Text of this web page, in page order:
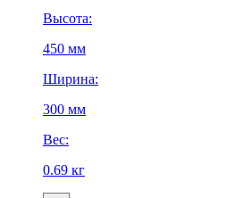
Высота:
450 мм
Ширина:
300 мм
Вес:
0.69 кг